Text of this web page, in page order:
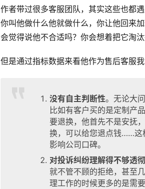
作者带过很多客服团队，其实这些也都
你叫他做什么他就做什么，你让他回来
会觉得说他不合适吗？你会想着把它淘
但是通过指标数据来看他作为售后客服我
没有自主判断性。无论大
比如有客户买的是定制产
要退换，他首先不是安抚
换，可以给您退点钱……这
影响公司口碑。
对投诉纠纷理解得不够透
就不管不顾的拒绝，甚至
理工作的时候更多的是需